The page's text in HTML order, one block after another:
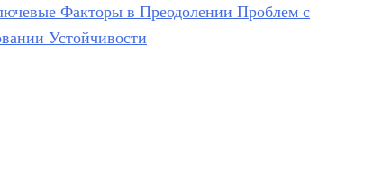
Факторы в Преодолении Проблем с
Устойчивости